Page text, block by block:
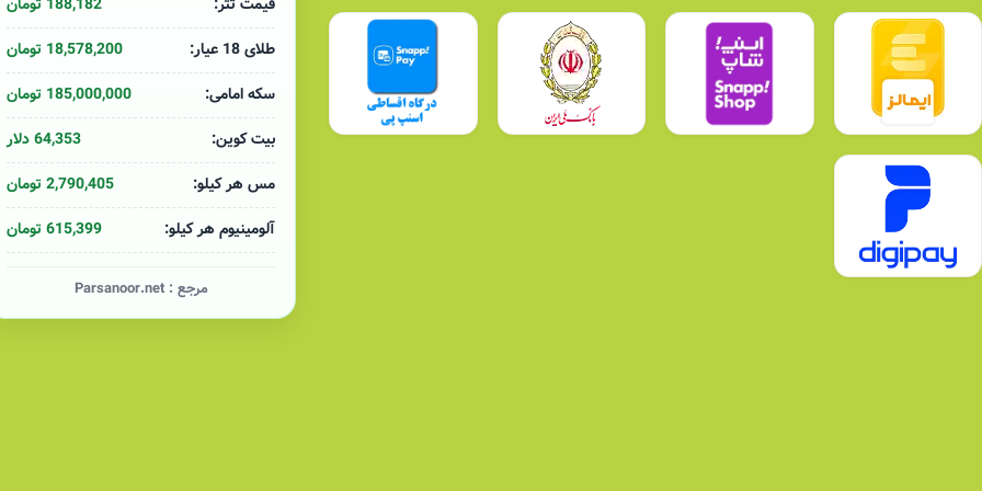
قیمت تتر:
188,182 تومان
طلای 18 عیار:
18,578,200 تومان
سکه امامی:
185,000,000 تومان
بیت کوین:
64,353 دلار
مس هر کیلو:
2,790,405 تومان
آلومینیوم هر کیلو:
615,399 تومان
مرجع :Parsanoor.net